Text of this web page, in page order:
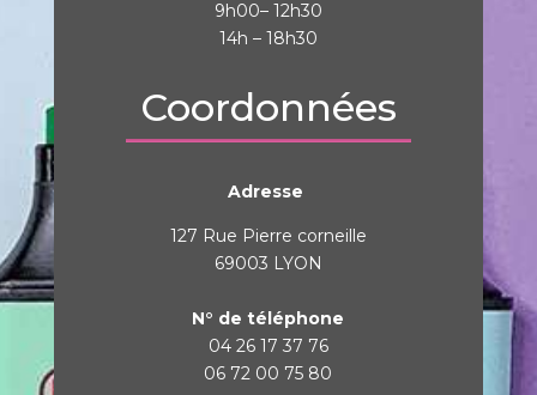
9h00– 12h30
14h – 18h30
Coordonnées
Adresse
127 Rue Pierre corneille
69003 LYON
N° de téléphone
04 26 17 37 76
06 72 00 75 80